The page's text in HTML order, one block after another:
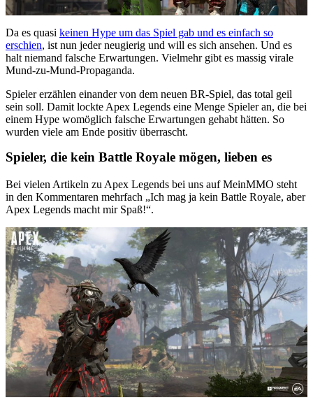
Da es quasi keinen Hype um das Spiel gab und es einfach so
erschien, ist nun jeder neugierig und will es sich ansehen. Und es
halt niemand falsche Erwartungen. Vielmehr gibt es massig virale
Mund-zu-Mund-Propaganda.
Spieler erzählen einander von dem neuen BR-Spiel, das total geil
sein soll. Damit lockte Apex Legends eine Menge Spieler an, die bei
einem Hype womöglich falsche Erwartungen gehabt hätten. So
wurden viele am Ende positiv überrascht.
Spieler, die kein Battle Royale mögen, lieben es
Bei vielen Artikeln zu Apex Legends bei uns auf MeinMMO steht
in den Kommentaren mehrfach „Ich mag ja kein Battle Royale, aber
Apex Legends macht mir Spaß!“.